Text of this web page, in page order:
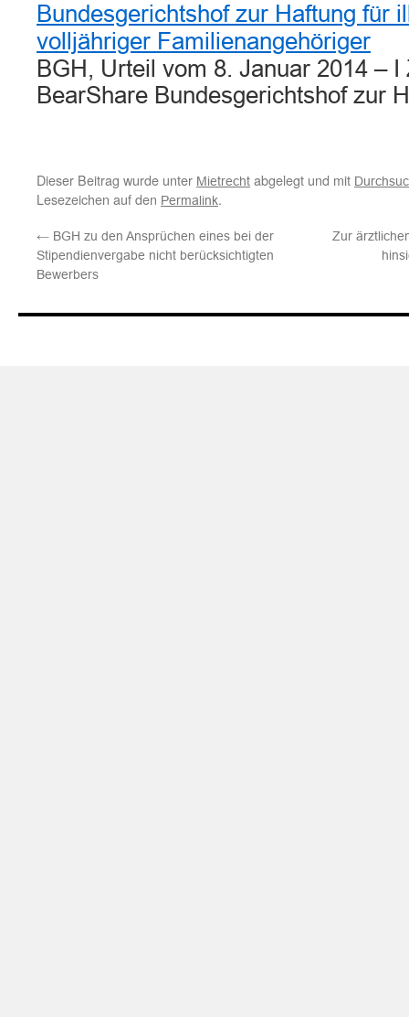
Bundesgerichtshof zur Haftung für
volljähriger Familienangehöriger
BGH, Urteil vom 8. Januar 2014 – I
BearShare Bundesgerichtshof zur
Dieser Beitrag wurde unter Mietrecht abgelegt und mit
Lesezeichen auf den Permalink.
← BGH zu den Ansprüchen eines bei der
Stipendienvergabe nicht berücksichtigten
Bewerbers
Zur